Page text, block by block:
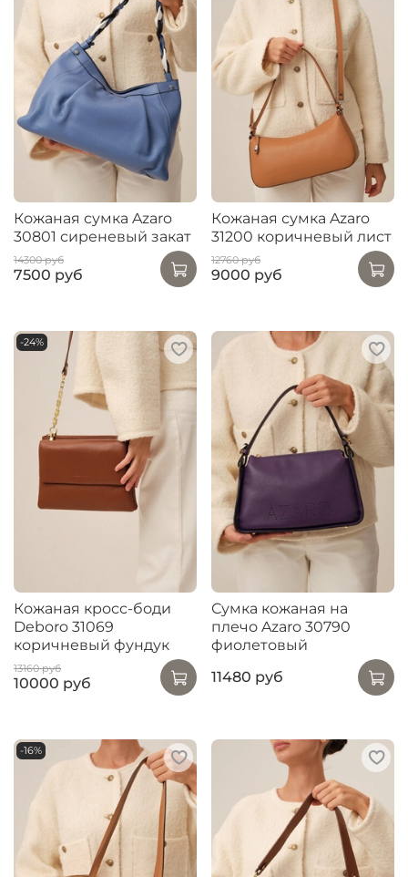
Кожаная сумка Azaro
30801 сиреневый закат
14300 руб
7500 руб
Кожаная сумка Azaro
31200 коричневый лист
12760 руб
9000 руб
-24%
Кожаная кросс-боди
Deboro 31069
коричневый фундук
13160 руб
10000 руб
Сумка кожаная на
плечо Azaro 30790
фиолетовый
11480 руб
-16%